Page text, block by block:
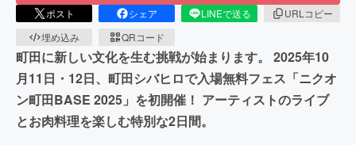
ポスト シェア LINEで送る
URLコピー
埋め込み
QRコード
町田に新しい文化を生む挑戦が始まります。 2025年10
月11日・12日、町田シバヒロで入場無料フェス「ニクオ
ン町田BASE 2025」を初開催！ アーティストのライブ
とお肉料理を楽しむ特別な2日間。